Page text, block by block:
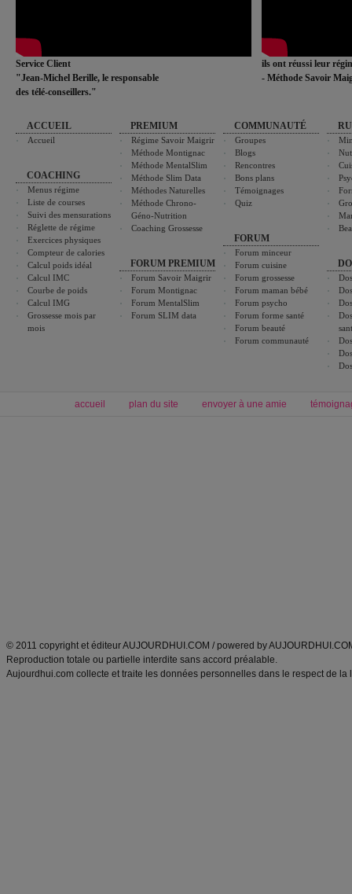
Service Client
"Jean-Michel Berille, le responsable
des télé-conseillers."
ils ont réussi leur
- Méthode Savoir
ACCUEIL
Accueil
COACHING
Menus régime
Liste de courses
Suivi des mensurations
Réglette de régime
Exercices physiques
Compteur de calories
Calcul poids idéal
Calcul IMC
Courbe de poids
Calcul IMG
Grossesse mois par
mois
PREMIUM
Régime Savoir Maigrir
Méthode Montignac
Méthode MentalSlim
Méthode Slim Data
Méthodes Naturelles
Méthode Chrono-
Géno-Nutrition
Coaching Grossesse
FORUM PREMIUM
Forum Savoir Maigrir
Forum Montignac
Forum MentalSlim
Forum SLIM data
COMMUNAUTÉ
Groupes
Blogs
Rencontres
Bons plans
Témoignages
Quiz
FORUM
Forum minceur
Forum cuisine
Forum grossesse
Forum maman bébé
Forum psycho
Forum forme santé
Forum beauté
Forum communauté
accueil plan du site envoyer à une amie
© 2011 copyright et éditeur AUJOURDHUI.COM / powered by
Reproduction totale ou partielle interdite sans accord préalable.
Aujourdhui.com collecte et traite les données personnelles dans le respect de